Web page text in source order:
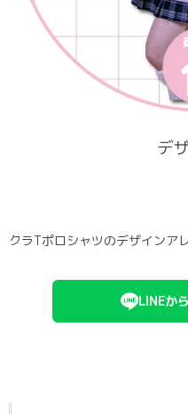
デ
クラTポロシャツのデザインア
LINEか